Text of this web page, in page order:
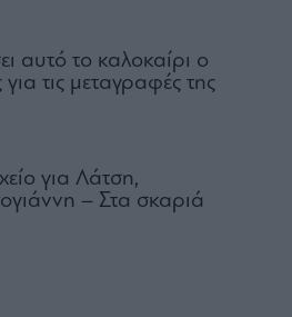
αυτό το καλοκαίρι ο
τις μεταγραφές της
για Λάτση,
– Στα σκαριά